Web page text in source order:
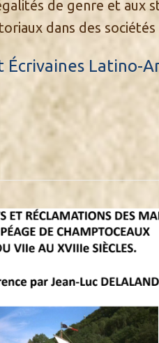
de genre et aux
dans des
Latino-